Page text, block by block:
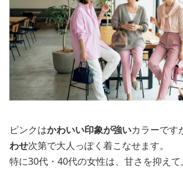
ピンクはかわいい印象が強いカラーです
わせ次第で大人っぽく着こなせます。
特に30代・40代の女性は、甘さを抑え